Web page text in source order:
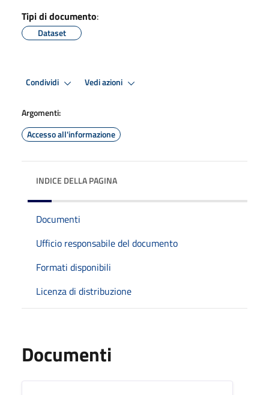
Tipi di documento:
Dataset
Condividi Vedi azioni
Argomenti:
Accesso all'informazione
INDICE DELLA PAGINA
Documenti
Ufficio responsabile del documento
Formati disponibili
Licenza di distribuzione
Documenti